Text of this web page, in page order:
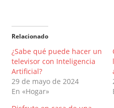
Relacionado
¿Sabe qué puede hacer un
televisor con Inteligencia
Artificial?
29 de mayo de 2024
En «Hogar»